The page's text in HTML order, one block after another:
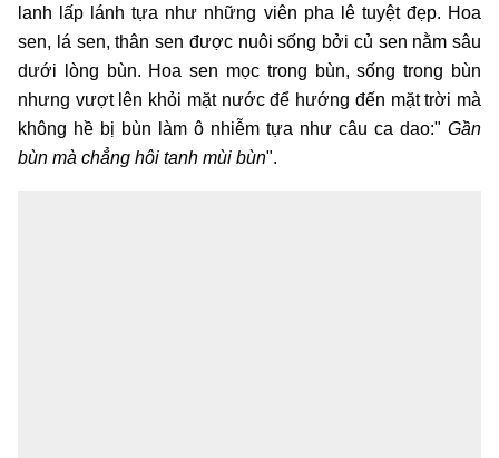
lanh lấp lánh tựa như những viên pha lê tuyệt đẹp. Hoa
sen, lá sen, thân sen được nuôi sống bởi củ sen nằm sâu
dưới lòng bùn. Hoa sen mọc trong bùn, sống trong bùn
nhưng vượt lên khỏi mặt nước để hướng đến mặt trời mà
không hề bị bùn làm ô nhiễm tựa như câu ca dao:" Gần
bùn mà chẳng hôi tanh mùi bùn".